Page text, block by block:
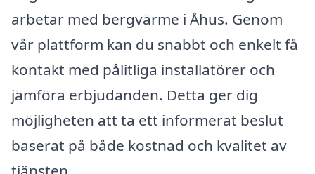
arbetar med bergvärme i Åhus. Genom
vår plattform kan du snabbt och enkelt få
kontakt med pålitliga installatörer och
jämföra erbjudanden. Detta ger dig
möjligheten att ta ett informerat beslut
baserat på både kostnad och kvalitet av